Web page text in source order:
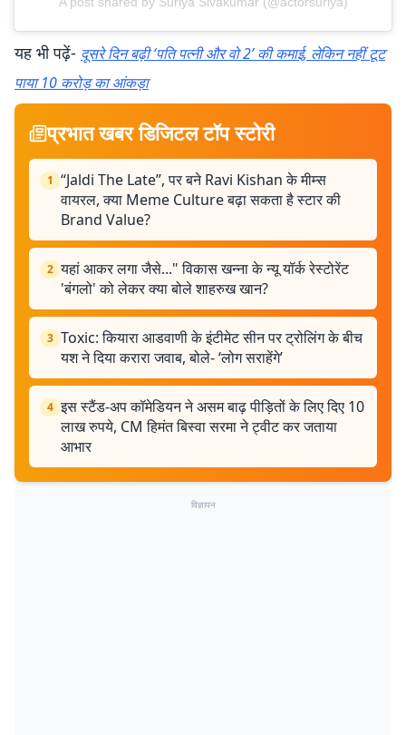
यह भी पढ़ें- दूसरे दिन बढ़ी ‘पति पत्नी और वो 2’ की कमाई, लेकिन नहीं टूट
पाया 10 करोड़ का आंकड़ा
प्रभात खबर डिजिटल टॉप स्टोरी
1 “Jaldi The Late”, पर बने Ravi Kishan के मीम्स
वायरल, क्या Meme Culture बढ़ा सकता है स्टार की
Brand Value?
2 यहां आकर लगा जैसे..." विकास खन्ना के न्यू यॉर्क रेस्टोरेंट
'बंगलो' को लेकर क्या बोले शाहरुख खान?
3 Toxic: कियारा आडवाणी के इंटीमेट सीन पर ट्रोलिंग के बीच
यश ने दिया करारा जवाब, बोले- ‘लोग सराहेंगे’
4 इस स्टैंड-अप कॉमेडियन ने असम बाढ़ पीड़ितों के लिए दिए 10
लाख रुपये, CM हिमंत बिस्वा सरमा ने ट्वीट कर जताया
आभार
विज्ञापन